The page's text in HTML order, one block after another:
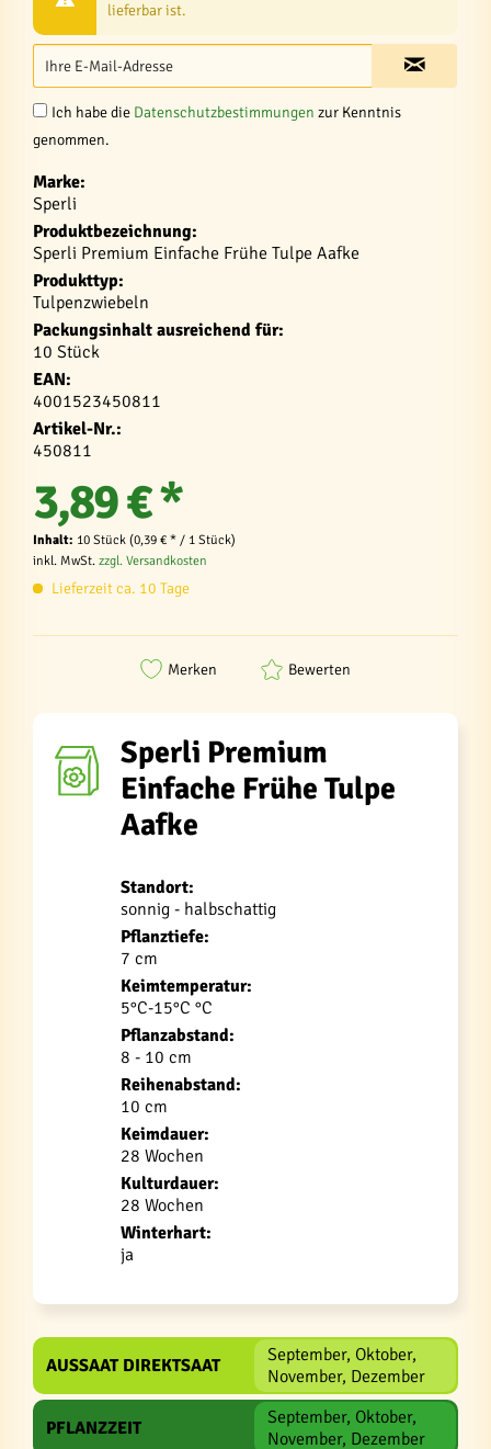
lieferbar ist.
Ich habe die Datenschutzbestimmungen zur Kenntnis
genommen.
Marke:
Sperli
Produktbezeichnung:
Sperli Premium Einfache Frühe Tulpe Aafke
Produkttyp:
Tulpenzwiebeln
Packungsinhalt ausreichend für:
10 Stück
EAN:
4001523450811
Artikel-Nr.:
450811
3,89 € *
Inhalt: 10 Stück (0,39 € * / 1 Stück)
inkl. MwSt. zzgl. Versandkosten
Lieferzeit ca. 10 Tage
Merken Bewerten
Sperli Premium
Einfache Frühe Tulpe
Aafke
Standort:
sonnig - halbschattig
Pflanztiefe:
7 cm
Keimtemperatur:
5°C-15°C °C
Pflanzabstand:
8 - 10 cm
Reihenabstand:
10 cm
Keimdauer:
28 Wochen
Kulturdauer:
28 Wochen
Winterhart:
ja
AUSSAAT DIREKTSAAT
September, Oktober,
November, Dezember
PFLANZZEIT
September, Oktober,
November, Dezember